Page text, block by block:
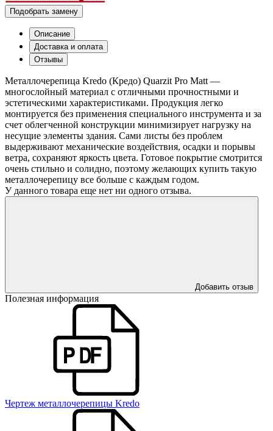
Подобрать замену
Описание
Доставка и оплата
Отзывы
Металлочерепица Kredo (Кредо) Quarzit Pro Matt —
многослойный материал с отличными прочностными и
эстетическими характеристиками. Продукция легко
монтируется без применения специального инструмента и за
счет облегченной конструкции минимизирует нагрузку на
несущие элементы здания. Сами листы без проблем
выдерживают механические воздействия, осадки и порывы
ветра, сохраняют яркость цвета. Готовое покрытие смотрится
очень стильно и солидно, поэтому желающих купить такую
металлочерепицу все больше с каждым годом.
У данного товара еще нет ни одного отзыва.
Добавить отзыв
Полезная информация
Чертеж металлочерепицы Kredo